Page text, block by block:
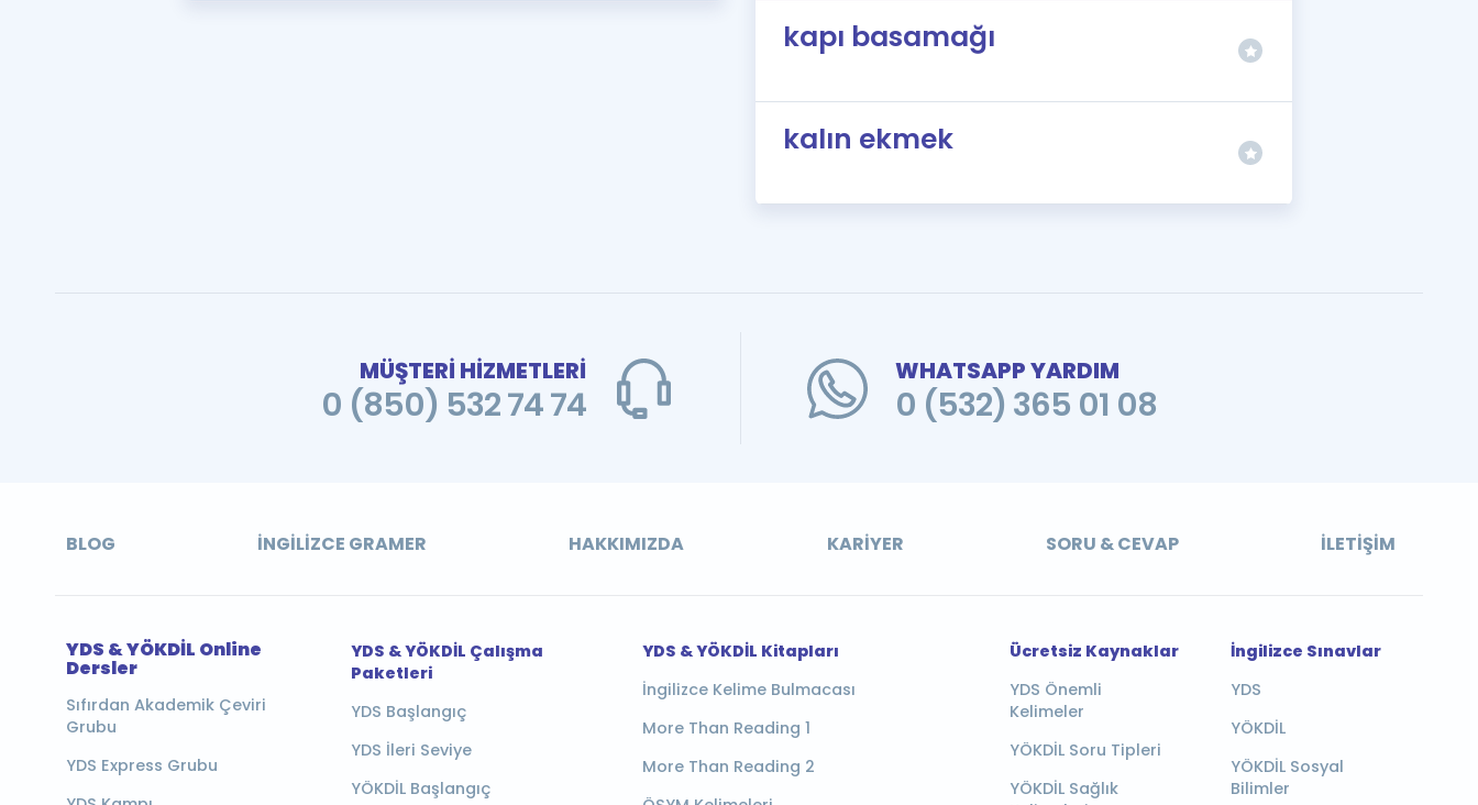
kapı basamağı
kalın ekmek
MÜŞTERİ HİZMETLERİ
0 (850) 532 74 74
WHATSAPP YARDIM
0 (532) 365 01 08
BLOG İNGILIZCE GRAMER HAKKIMIZDA KARIYER SORU & CEVAP İLETIŞIM
YDS & YÖKDİL Online
Dersler
Sıfırdan Akademik Çeviri
Grubu
YDS Express Grubu
YDS & YÖKDİL Çalışma
Paketleri
YDS Başlangıç
YDS İleri Seviye
YÖKDİL Başlangıç
YDS & YÖKDİL Kitapları
İngilizce Kelime Bulmacası
More Than Reading 1
More Than Reading 2
Ücretsiz Kaynaklar
YDS Önemli
Kelimeler
YÖKDİL Soru Tipleri
YÖKDİL Sağlık
İngilizce Sınavlar
YDS
YÖKDİL
YÖKDİL Sosyal
Bilimler